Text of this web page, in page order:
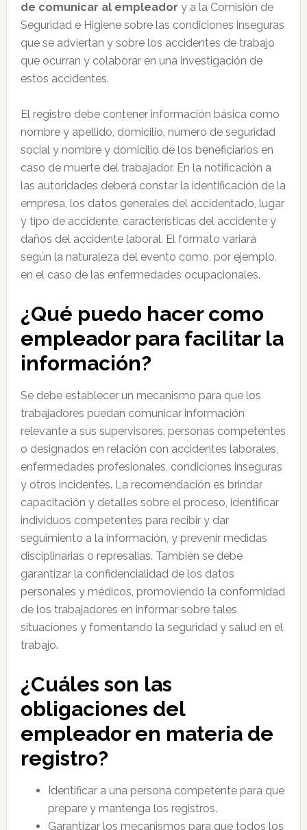
de comunicar al empleador y a la Comisión de
Seguridad e Higiene sobre las condiciones inseguras
que se adviertan y sobre los accidentes de trabajo
que ocurran y colaborar en una investigación de
estos accidentes.
El registro debe contener información básica como
nombre y apellido, domicilio, número de seguridad
social y nombre y domicilio de los beneficiarios en
caso de muerte del trabajador. En la notificación a
las autoridades deberá constar la identificación de la
empresa, los datos generales del accidentado, lugar
y tipo de accidente, características del accidente y
daños del accidente laboral. El formato variará
según la naturaleza del evento como, por ejemplo,
en el caso de las enfermedades ocupacionales.
¿Qué puedo hacer como
empleador para facilitar la
información?
Se debe establecer un mecanismo para que los
trabajadores puedan comunicar información
relevante a sus supervisores, personas competentes
o designados en relación con accidentes laborales,
enfermedades profesionales, condiciones inseguras
y otros incidentes. La recomendación es brindar
capacitación y detalles sobre el proceso, identificar
individuos competentes para recibir y dar
seguimiento a la información, y prevenir medidas
disciplinarias o represalias. También se debe
garantizar la confidencialidad de los datos
personales y médicos, promoviendo la conformidad
de los trabajadores en informar sobre tales
situaciones y fomentando la seguridad y salud en el
trabajo.
¿Cuáles son las
obligaciones del
empleador en materia de
registro?
Identificar a una persona competente para que
prepare y mantenga los registros.
Garantizar los mecanismos para que todos los